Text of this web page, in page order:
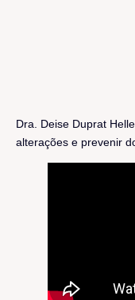
Dra. Deise Duprat
alterações e prevenir